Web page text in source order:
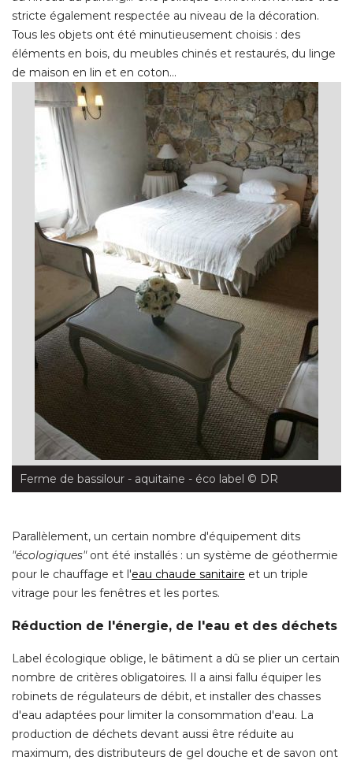
stricte également respectée au niveau de la décoration.
Tous les objets ont été minutieusement choisis : des
éléments en bois, du meubles chinés et restaurés, du linge
de maison en lin et en coton...
Ferme de bassilour - aquitaine - éco label © DR
Parallèlement, un certain nombre d'équipement dits
"écologiques"ont été installés : un système de géothermie
pour le chauffage et l'eau chaude sanitaire et un triple
vitrage pour les fenêtres et les portes.
Réduction de l'énergie, de l'eau et des déchets
Label écologique oblige, le bâtiment a dû se plier un certain
nombre de critères obligatoires. Il a ainsi fallu équiper les
robinets de régulateurs de débit, et installer des chasses
d'eau adaptées pour limiter la consommation d'eau. La
production de déchets devant aussi être réduite au
maximum, des distributeurs de gel douche et de savon ont